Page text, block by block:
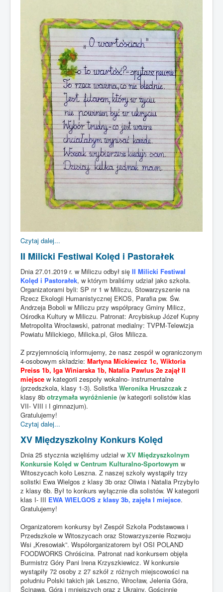
Czytaj dalej...
II Milicki Festiwal Kolęd i Pastorałek
Dnia 27.01.2019 r. w Miliczu odbył się II Milicki Festiwal
Kolęd i Pastorałek, w którym braliśmy udział jako szkoła.
Organizatorami byli: SP nr 1 w Miliczu, Stowarzyszenie na
Rzecz Ekologii Humanistycznej EKOS, Parafia pw. Św.
Andrzeja Boboli w Miliczu przy współpracy Gminy Milicz,
Ośrodka Kultury w Miliczu. Patronat: Arcybiskup Józef Kupny
Metropolita Wrocławski, patronat medialny: TVPM‑Telewizja
Powiatu Milickiego, Milicka.pl, Głos Milicza.
Z przyjemnością informujemy, że nasz zespół w ograniczonym
4-osobowym składzie: Martyna Mickiewicz 1c, Wiktoria
Preiss 1b, Iga Winiarska 1b, Natalia Pawlus 2e zajął II
miejsce w kategorii zespoły wokalno- instrumentalne
(przedszkola, klasy 1-3). Solistka Weronika Hruszczak z
klasy 8b otrzymała wyróżnienie (w kategorii solistów klas
VII- VIII i I gimnazjum).
Gratulujemy!
Czytaj dalej...
XV Międzyszkolny Konkurs Kolęd
Dnia 25 stycznia wzięliśmy udział w XV Międzyszkolnym
Konkursie Kolęd w Centrum Kulturalno-Sportowym w
Witoszycach koło Leszna. Z naszej szkoły wystąpiły trzy
solistki Ewa Wielgos z klasy 3b oraz Oliwia i Natalia Przybyło
z klasy 6b. Był to konkurs wyłącznie dla solistów. W kategorii
klas I- III EWA WIELGOS z klasy 3b, zajęła I miejsce.
Gratulujemy!
Organizatorem konkursy był Zespół Szkoła Podstawowa i
Przedszkole w Witoszycach oraz Stowarzyszenie Rozwoju
Wsi „Kresowiak”. Współorganizatorem był OSI POLAND
FOODWORKS Chróścina. Patronat nad konkursem objęła
Burmistrz Góry Pani Irena Krzyszkiewicz. W konkursie
wystąpiły 72 osoby z 27 szkół z różnych miejscowości na
południu Polski takich jak Leszno, Wrocław, Jelenia Góra,
Ścinawa, Góra i mniejszych oraz z Ukrainy. Gościnnie